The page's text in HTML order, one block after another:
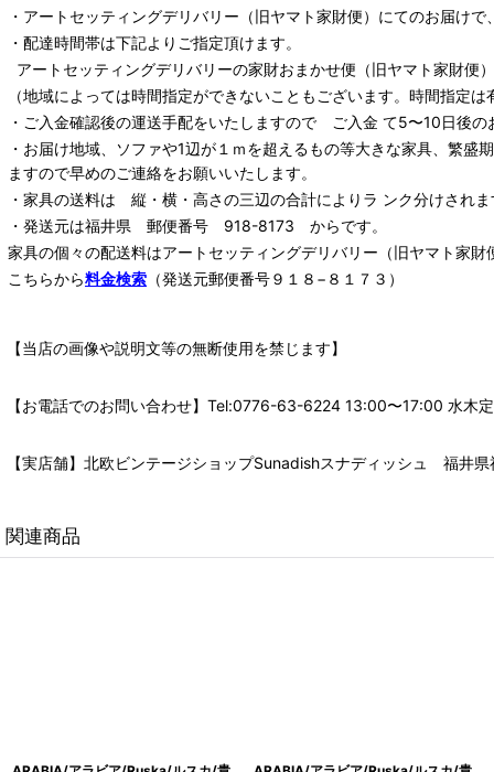
・ アートセッティングデリバリー （旧ヤマト家財便） にてのお届けで
・配達時間帯は下記よりご指定頂けます。
アートセッティングデリバリーの家財おまかせ便 （旧ヤマト家財便
（地域によっては時間指定ができないこともございます。時間指定
・ご入金確認後の運送手配をいたしますので ご入金 て5〜10日後の
・お届け地域、ソファや1辺が１ｍを超えるもの等大きな家具、繁
ますので早めのご連絡をお願いいたします。
・家具の送料は 縦・横・高さの三辺の合計によりラ ンク分けされま
・発送元は福井県 郵便番号 918-8173 からです。
家具の個々の配送料はアートセッティングデリバリー （旧ヤマト家財
こちらから料金検索 （発送元郵便番号９１８−８１７３）
【当店の画像や説明文等の無断使用を禁じます】
【お電話でのお問い合わせ】Tel:0776-63-6224 13:00〜17:00 水木
【実店舗】北欧ビンテージショップSunadishスナディッシュ 福井
関連商品